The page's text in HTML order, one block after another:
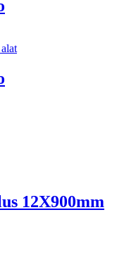
12X900mm